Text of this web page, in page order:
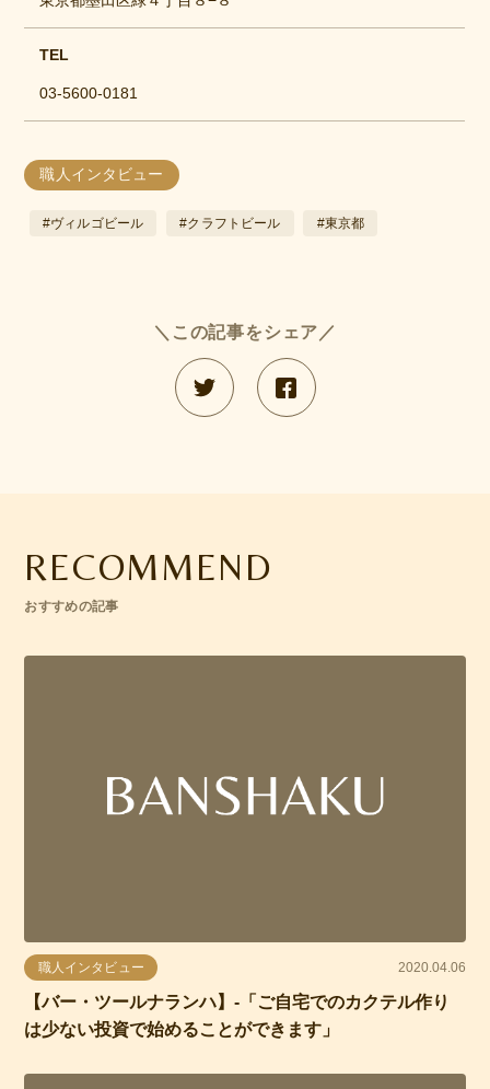
TEL
03-5600-0181
職人インタビュー
#ヴィルゴビール #クラフトビール #東京都
＼この記事をシェア／
RECOMMEND
おすすめの記事
職人インタビュー 2020.04.06
【バー・ツールナランハ】-「ご自宅でのカクテル作り
は少ない投資で始めることができます」